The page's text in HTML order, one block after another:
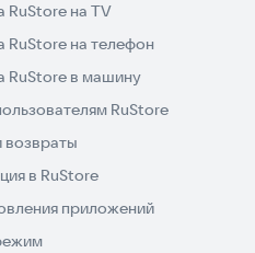
RuStore на TV
RuStore на телефон
RuStore в машину
RuStore
возвраты
в RuStore
приложений